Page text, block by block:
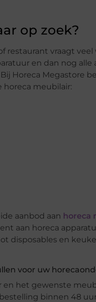
op zoek?
restaurant vraagt
en dan nog
Horeca Megastore
horeca meubilair:
aanbod aan horeca
aan horeca
disposables en
voor uw
het gewenste
binnen 48